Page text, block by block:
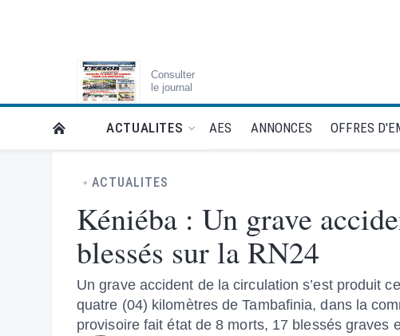
Consulter
le journal
RETOUR À LA PAGE D’ACCUEIL DE L'ESSOR
ACTUALITES AES ANNONCES OFFRES
ACTUALITES
Kéniéba : Un grave
blessés sur la RN24
Un grave accident de la circulation s’est produit
quatre (04) kilomètres de Tambafinia, dans la
provisoire fait état de 8 morts, 17 blessés graves